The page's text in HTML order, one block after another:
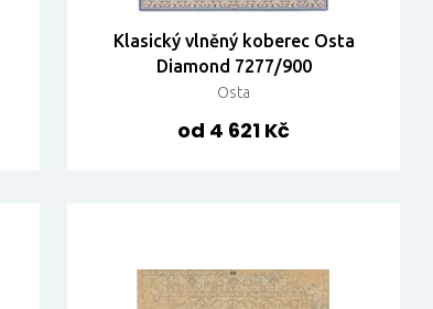
Klasický vlněný koberec Osta
Diamond 7277/900
Osta
od 4 621 Kč